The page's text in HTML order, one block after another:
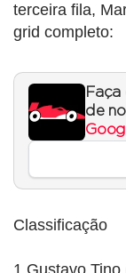
terceira fila,
grid completo:
Faça
de
Classificação